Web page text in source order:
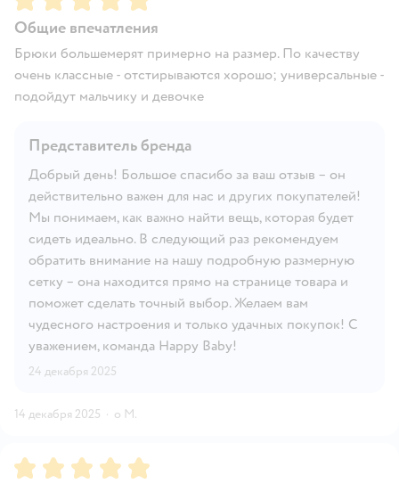
Общие впечатления
Брюки большемерят примерно на размер. По качеству
очень классные - отстирываются хорошо; универсальные -
подойдут мальчику и девочке
Представитель бренда
Добрый день! Большое спасибо за ваш отзыв – он
действительно важен для нас и других покупателей!
Мы понимаем, как важно найти вещь, которая будет
сидеть идеально. В следующий раз рекомендуем
обратить внимание на нашу подробную размерную
сетку – она находится прямо на странице товара и
поможет сделать точный выбор. Желаем вам
чудесного настроения и только удачных покупок! С
уважением, команда Happy Baby!
24 декабря 2025
14 декабря 2025 · o M.
Рейтинг:5